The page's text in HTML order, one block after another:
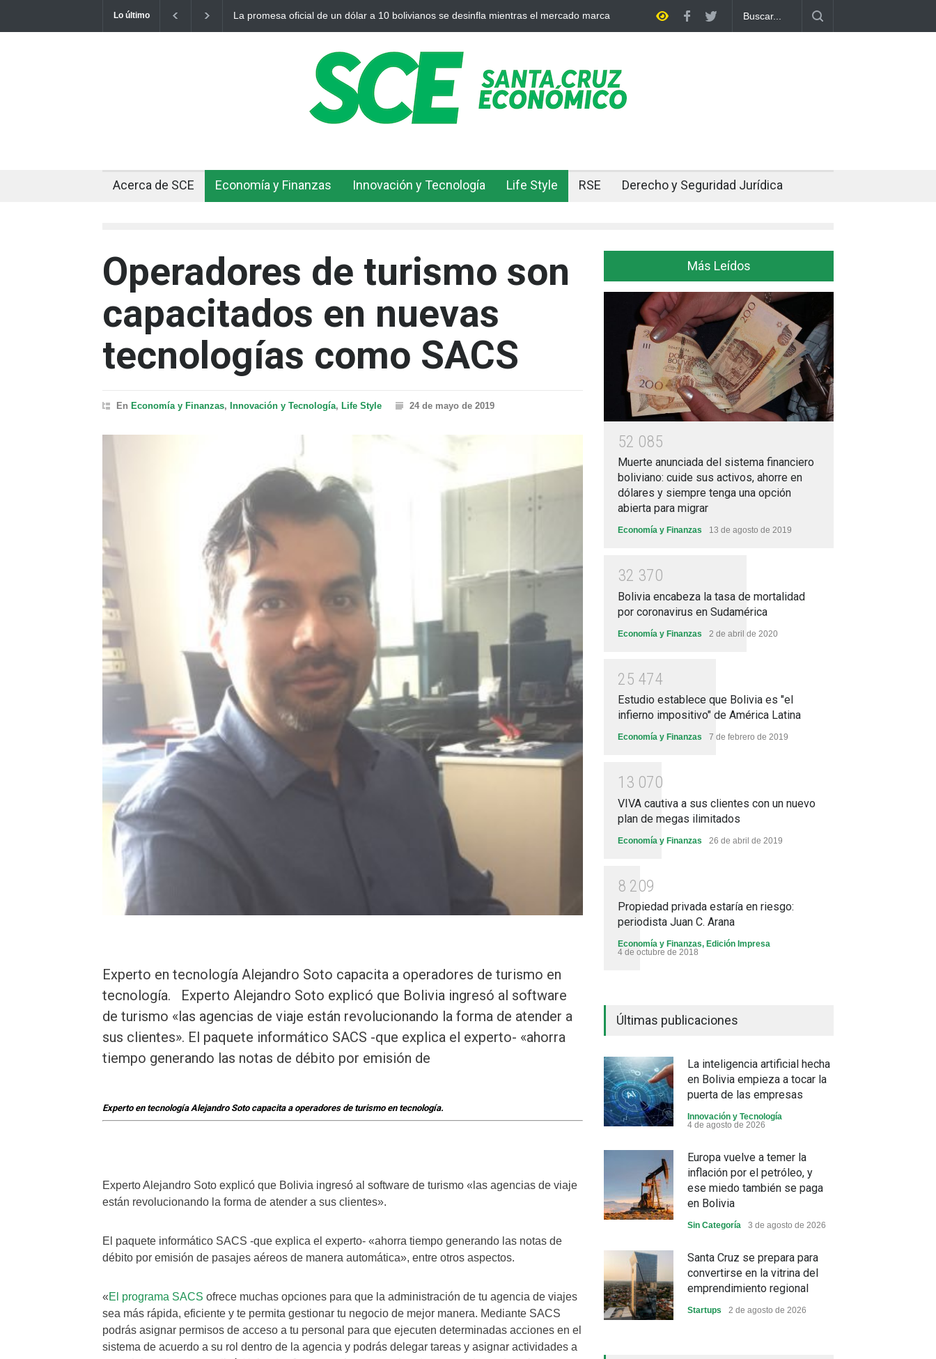
Lo último Cuando el oro y la plata se enfrían afuera, Bolivia siente el golpe en casa
Bolivia rompe dos décadas de distancia con el FMI y pone a prueba su propio
Acerca de SCE Economía y Finanzas Innovación y Tecnología Life Style RSE Derecho y Seguridad Jurídica
Operadores de turismo son
capacitados en nuevas
tecnologías como SACS
En Economía y Finanzas, Innovación y Tecnología, Life Style 24 de mayo de 2019
Experto en tecnología Alejandro Soto capacita a operadores de turismo en
tecnología. Experto Alejandro Soto explicó que Bolivia ingresó al software
de turismo «las agencias de viaje están revolucionando la forma de atender a
sus clientes». El paquete informático SACS -que explica el experto- «ahorra
tiempo generando las notas de débito por emisión de
Experto en tecnología Alejandro Soto capacita a operadores de turismo en tecnología.
Experto Alejandro Soto explicó que Bolivia ingresó al software de turismo «las agencias de viaje
están revolucionando la forma de atender a sus clientes».
El paquete informático SACS -que explica el experto- «ahorra tiempo generando las notas de
débito por emisión de pasajes aéreos de manera automática», entre otros aspectos.
«El programa SACS ofrece muchas opciones para que la administración de tu agencia de viajes
sea más rápida, eficiente y te permita gestionar tu negocio de mejor manera. Mediante SACS
podrás asignar permisos de acceso a tu personal para que ejecuten determinadas acciones en el
sistema de acuerdo a su rol dentro de la agencia y podrás delegar tareas y asignar actividades a
Más Leídos
52 085
Muerte anunciada del sistema financiero
boliviano: cuide sus activos, ahorre en
dólares y siempre tenga una opción
abierta para migrar
Economía y Finanzas 13 de agosto de 2019
32 370
Bolivia encabeza la tasa de mortalidad
por coronavirus en Sudamérica
Economía y Finanzas 2 de abril de 2020
25 474
Estudio establece que Bolivia es "el
infierno impositivo" de América Latina
Economía y Finanzas 7 de febrero de 2019
1 3 070
VIVA cautiva a sus clientes con un nuevo
plan de megas ilimitados
Economía y Finanzas 26 de abril de 2019
8 209
Propiedad privada estaría en riesgo:
periodista Juan C. Arana
Economía y Finanzas, Edición Impresa
4 de octubre de 2018
Últimas publicaciones
La inteligencia artificial hecha
en Bolivia empieza a tocar la
puerta de las empresas
Innovación y Tecnología
4 de agosto de 2026
Europa vuelve a temer la
inflación por el petróleo, y
ese miedo también se paga
en Bolivia
Sin Categoría 3 de agosto de 2026
Santa Cruz se prepara para
convertirse en la vitrina del
emprendimiento regional
Startups 2 de agosto de 2026